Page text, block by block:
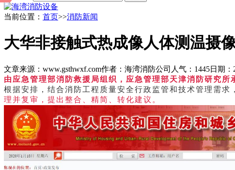
当前位置： 首页>>消防新闻
大华非接触式热成像人体测温摄
文章来源：www.gsthwxf.com作者：海湾消防公司 人气：1445日期：
由应急管理部消防救援局组织，应急管理部天津消防研究
根据安排，结合消防工程质量安全行政监管和技术管理需求
理并复审，提出整合、精简、转化建议。